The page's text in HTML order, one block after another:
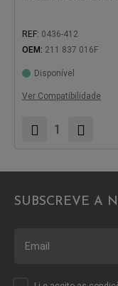
REF: 0436-412
OEM: 211 837 016F
Disponível
Ver Compatibilidade
SUBSCREVE A